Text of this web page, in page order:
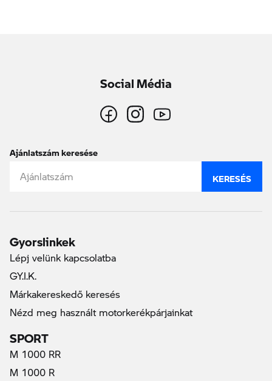
Social Média
Ajánlatszám keresése
KERESÉS
Gyorslinkek
Lépj velünk kapcsolatba
GY.I.K.
Márkakereskedő keresés
Nézd meg használt motorkerékpárjainkat
SPORT
M 1000 RR
M 1000 R